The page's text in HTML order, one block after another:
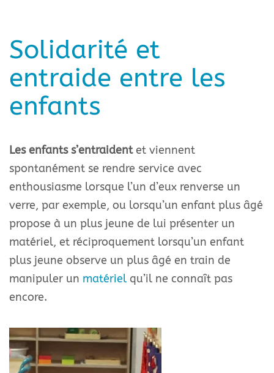
Solidarité et
entraide entre les
enfants
Les enfants s’entraidentet viennent
spontanément se rendre service avec
enthousiasme lorsque l’un d’eux renverse un
verre, par exemple, ou lorsqu’un enfant plus âgé
propose à un plus jeune de lui présenter un
matériel, et réciproquement lorsqu’un enfant
plus jeune observe un plus âgé en train de
manipuler un matériel qu’il ne connaît pas
encore.